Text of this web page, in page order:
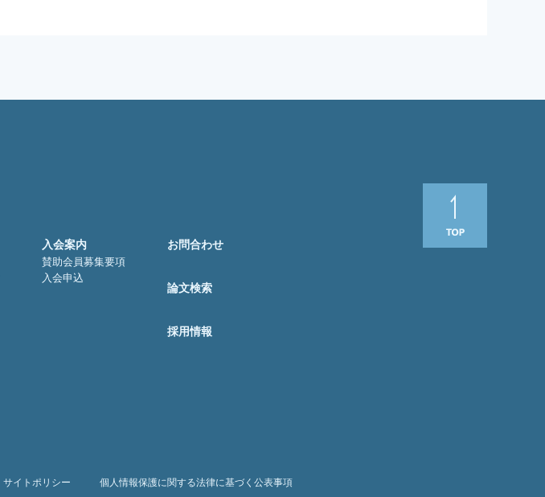
入会案内
賛助会員募集要項
入会申込
お問合わせ
論文検索
採用情報
サイトポリシー 個人情報保護に関する法律に基づく公表事項